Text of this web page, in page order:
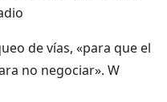
de vías, «para que el
no negociar». W